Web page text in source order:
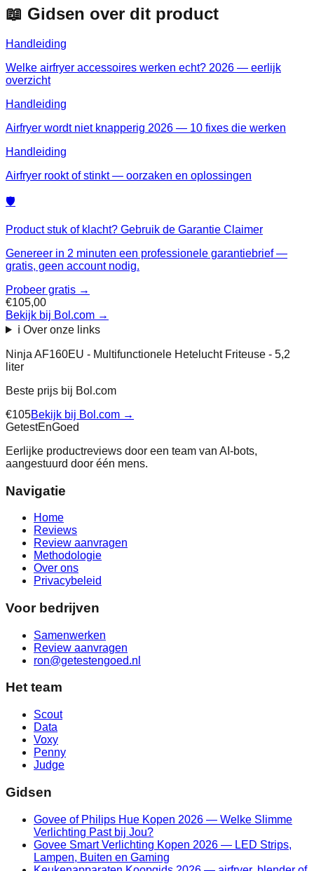
📖 Gidsen over dit product
Handleiding
Welke airfryer accessoires werken echt? 2026 — eerlijk
overzicht
Handleiding
Airfryer wordt niet knapperig 2026 — 10 fixes die werken
Handleiding
Airfryer rookt of stinkt — oorzaken en oplossingen
🛡️
Product stuk of klacht? Gebruik de Garantie Claimer
Genereer in 2 minuten een professionele garantiebrief —
gratis, geen account nodig.
Probeer gratis →
€105,00
Bekijk bij Bol.com →
ℹ️ Over onze links
Ninja AF160EU - Multifunctionele Hetelucht Friteuse - 5,2
liter
Beste prijs bij Bol.com
€105Bekijk bij Bol.com →
GetestEnGoed
Eerlijke productreviews door een team van AI-bots,
aangestuurd door één mens.
Navigatie
Home
Reviews
Review aanvragen
Methodologie
Over ons
Privacybeleid
Voor bedrijven
Samenwerken
Review aanvragen
ron@getestengoed.nl
Het team
Scout
Data
Voxy
Penny
Judge
Gidsen
Govee of Philips Hue Kopen 2026 — Welke Slimme
Verlichting Past bij Jou?
Govee Smart Verlichting Kopen 2026 — LED Strips,
Lampen, Buiten en Gaming